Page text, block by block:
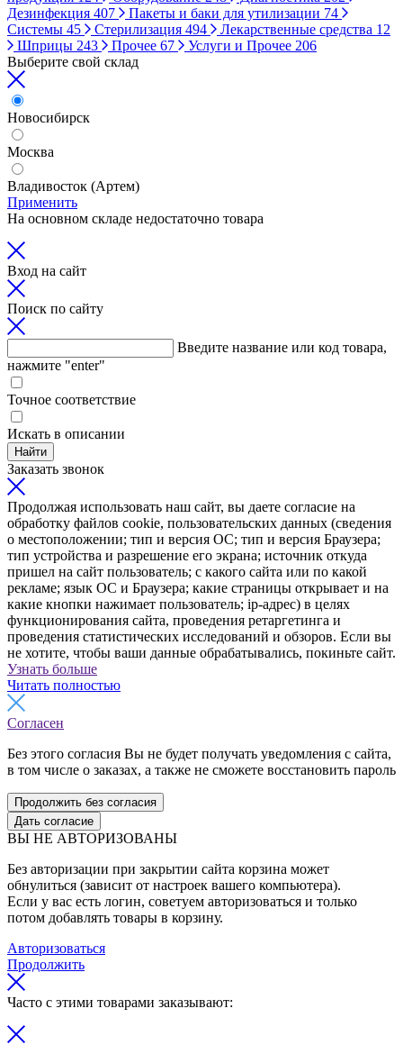
Дезинфекция 407 Пакеты и баки для утилизации 74
Системы 45 Стерилизация 494 Лекарственные средства 12
Шприцы 243 Прочее 67 Услуги и Прочее 206
Выберите свой склад
Новосибирск
Москва
Владивосток (Артем)
Применить
На основном складе недостаточно товара
Вход на сайт
Поиск по сайту
Введите название или код товара,
нажмите "enter"
Точное соответствие
Искать в описании
Найти
Заказать звонок
Продолжая использовать наш сайт, вы даете согласие на
обработку файлов cookie, пользовательских данных (сведения
о местоположении; тип и версия ОС; тип и версия Браузера;
тип устройства и разрешение его экрана; источник откуда
пришел на сайт пользователь; с какого сайта или по какой
рекламе; язык ОС и Браузера; какие страницы открывает и на
какие кнопки нажимает пользователь; ip-адрес) в целях
функционирования сайта, проведения ретаргетинга и
проведения статистических исследований и обзоров. Если вы
не хотите, чтобы ваши данные обрабатывались, покиньте сайт.
Узнать больше
Читать полностью
Согласен
Без этого согласия Вы не будет получать уведомления с сайта,
в том числе о заказах, а также не сможете восстановить пароль
Продолжить без согласия
Дать согласие
ВЫ НЕ АВТОРИЗОВАНЫ
Без авторизации при закрытии сайта корзина может
обнулиться (зависит от настроек вашего компьютера).
Если у вас есть логин, советуем авторизоваться и только
потом добавлять товары в корзину.
Авторизоваться
Продолжить
Часто с этими товарами заказывают: